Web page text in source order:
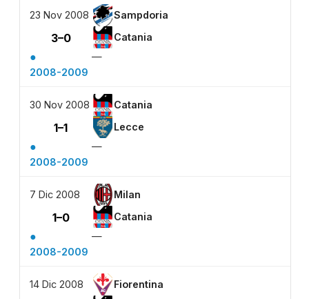
23 Nov 2008 Sampdoria
3–0 Catania
●
—
2008-2009
30 Nov 2008 Catania
1–1 Lecce
●
—
2008-2009
7 Dic 2008 Milan
1–0 Catania
●
—
2008-2009
14 Dic 2008 Fiorentina